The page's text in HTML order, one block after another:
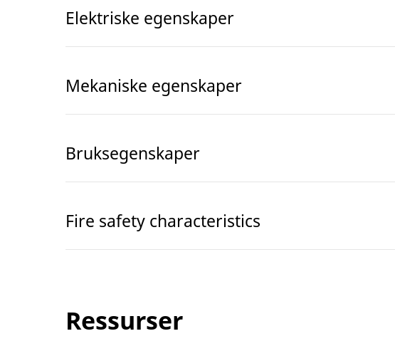
Elektriske egenskaper
Mekaniske egenskaper
Bruksegenskaper
Fire safety characteristics
Ressurser